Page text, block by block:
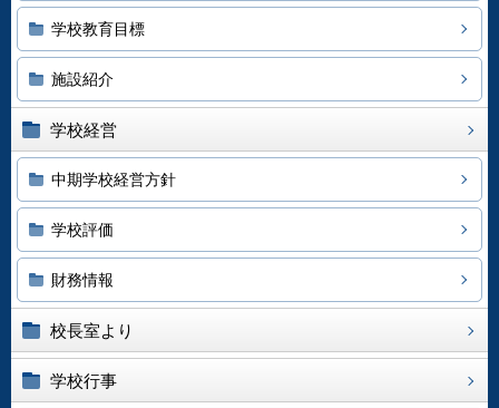
学校教育目標
施設紹介
学校経営
中期学校経営方針
学校評価
財務情報
校長室より
学校行事